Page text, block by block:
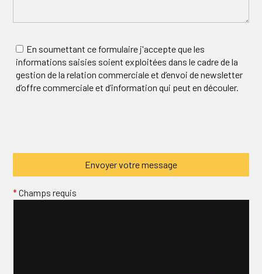
En soumettant ce formulaire j'accepte que les
informations saisies soient exploitées dans le cadre de la
gestion de la relation commerciale et d’envoi de newsletter
d’offre commerciale et d’information qui peut en découler.
*Champs requis